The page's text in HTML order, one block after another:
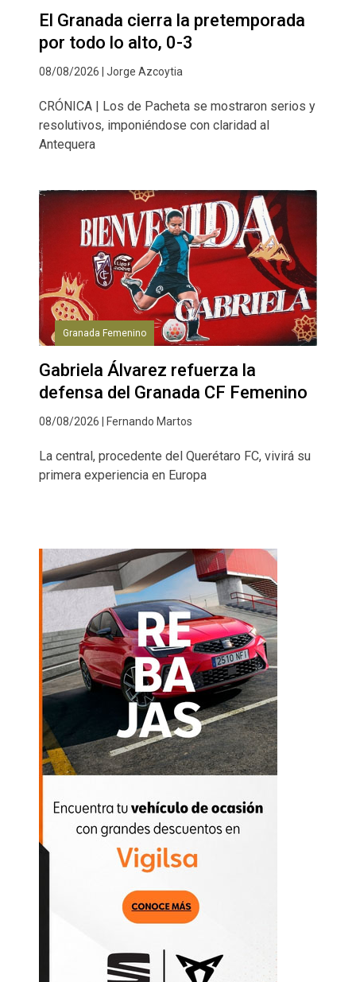
El Granada cierra la pretemporada
por todo lo alto, 0-3
08/08/2026 | Jorge Azcoytia
CRÓNICA | Los de Pacheta se mostraron serios y
resolutivos, imponiéndose con claridad al
Antequera
Granada Femenino
Gabriela Álvarez refuerza la
defensa del Granada CF Femenino
08/08/2026 | Fernando Martos
La central, procedente del Querétaro FC, vivirá su
primera experiencia en Europa